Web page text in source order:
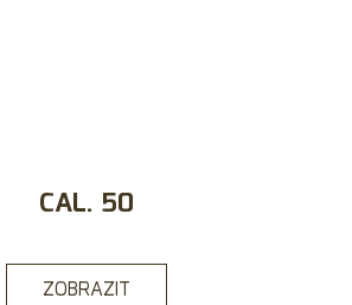
CAL. 50
ZOBRAZIT